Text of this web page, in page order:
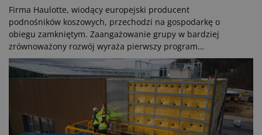
Firma Haulotte, wiodący europejski producent
podnośników koszowych, przechodzi na gospodarkę o
obiegu zamkniętym. Zaangażowanie grupy w bardziej
zrównoważony rozwój wyraża pierwszy program
producenta w Europie, poświęcony regeneracji używanych
podnośników koszowych.